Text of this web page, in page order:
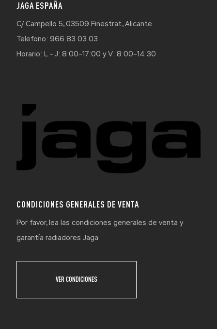
JAGA ESPAÑA
C/ Campello 5, 03509 Finestrat, Alicante
Telefono: 966 83 03 03
Horario: L – J: 8:00–17:00 y V: 8:00–14:30
CONDICIONES GENERALES DE VENTA
Por favor, lea las condiciones generales de venta y
garantía radiadores Jaga
VER CONDICIONES